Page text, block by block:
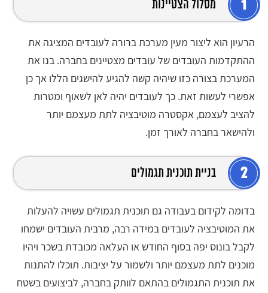
1 מסלול הצטיינות
הרעיון הוא ליצור מעין מערכת ברורה לעובדים המציגה את
ההתקדמות העובדים של עובדים מצטיינים בחברה. בנו את
המערכת בצורה כזו שיהיה קשה להגיע להישגים הללו אך כן
אפשרי לעשות זאת. כך לעובדים יהיה לאן לשאוף ומטרות
להציב לעצמם, אקסטרה מוטיבציה לתת מעצמם יותר
ולהישאר בחברה לאורך זמן.
2 בניית תוכנית תגמולים
בדומה לקידום בעבודה גם תוכנית תגמולים עשויה להעלות
את המוטיבציה לעובדים במידה רבה, מרבית העובדים ישמחו
לקבל בונוס יפה בסוף החודש או העלאה מכובדת בשכר ויהיו
מוכנים לתת מעצמם יותר ולשמור על יציבות. תוכלו להתנות
את תוכנית התגמולים בהתאם לוותק בחברה, לביצועים בשטח